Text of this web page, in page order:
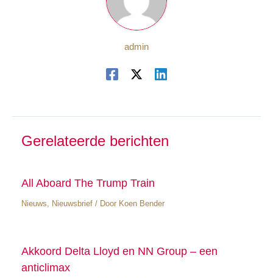
admin
Gerelateerde berichten
All Aboard The Trump Train
Nieuws, Nieuwsbrief/ Door Koen Bender
Akkoord Delta Lloyd en NN Group – een
anticlimax